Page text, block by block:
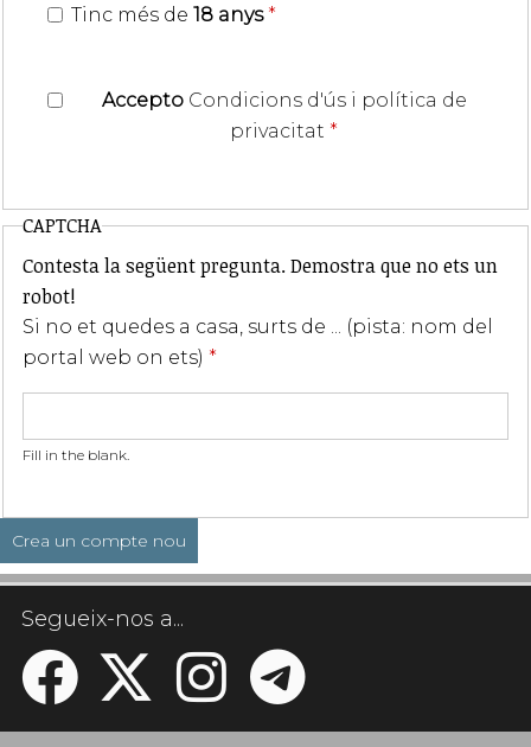
Tinc més de 18 anys *
Accepto Condicions d'ús i política de
privacitat *
CAPTCHA
Contesta la següent pregunta. Demostra que no ets un
robot!
Si no et quedes a casa, surts de ... (pista: nom del
portal web on ets) *
Fill in the blank.
Segueix-nos a...